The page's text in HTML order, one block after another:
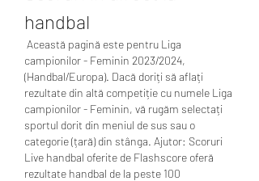
handbal
campionilor - Feminin 2023/2024,
(Handbal/Europa). Dacă doriți să aflați
rezultate din altă competiție cu numele Liga
campionilor - Feminin, vă rugăm selectați
sportul dorit din meniul de sus sau o
categorie (țară) din stânga. Ajutor: Scoruri
Live handbal oferite de Flashscore oferă
rezultate handbal de la peste 100